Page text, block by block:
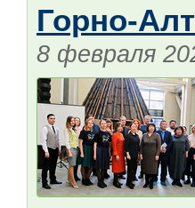
Горно-
8 февраля